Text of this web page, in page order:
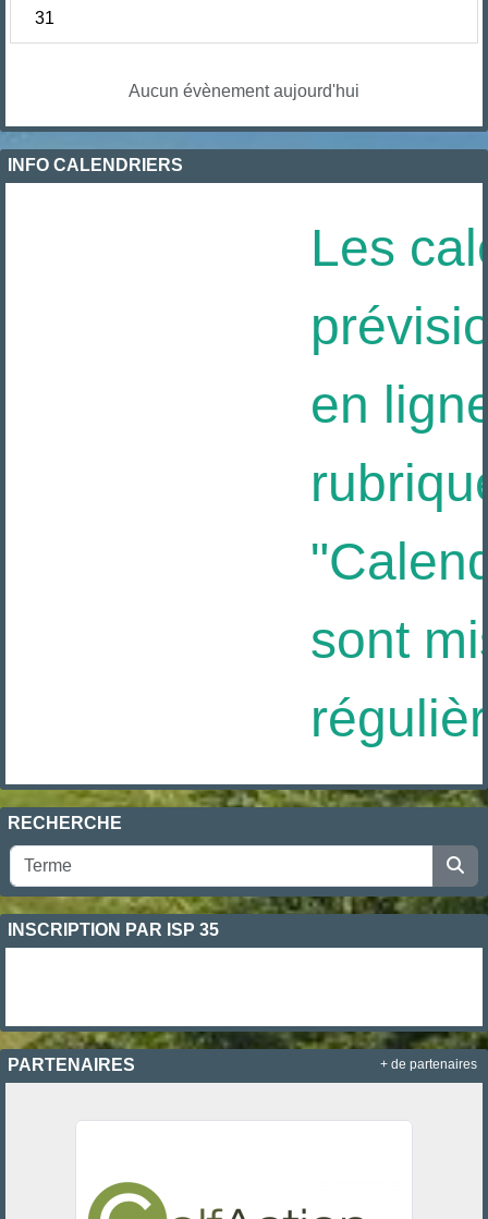
31
Aucun évènement aujourd'hui
INFO CALENDRIERS
Les
en
sont
RECHERCHE
INSCRIPTION PAR ISP 35
PARTENAIRES + de partenaires